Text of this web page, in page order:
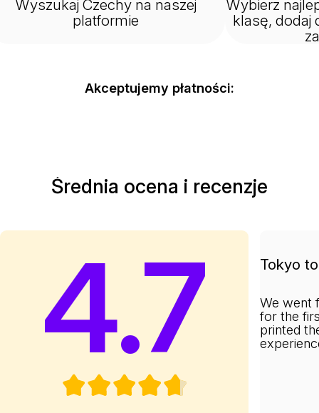
Wyszukaj Czechy na naszej
platformie
Wybierz
klasę, dodaj
Akceptujemy płatności:
Średnia ocena i recenzje
4.7 Tokyo
We went
for the
printed